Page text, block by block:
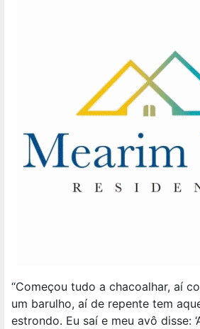
“Começou tudo a chacoalhar, aí
um barulho, aí de repente tem
estrondo. Eu saí e meu avô disse: